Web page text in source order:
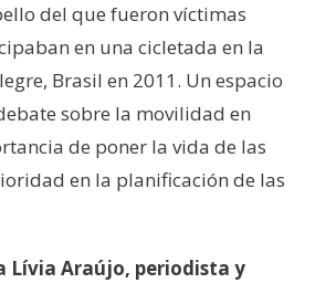
del que fueron víctimas
en una cicletada en la
Brasil en 2011. Un espacio
sobre la movilidad en
de poner la vida de las
en la planificación de las
Lívia Araújo, periodista y